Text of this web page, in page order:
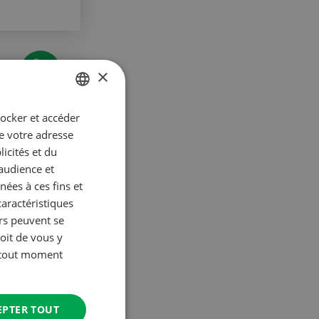
GERMAN
FRENCH
×
et accéder
votre adresse
et du
et
à ces fins et
peuvent se
de vous y
moment
TOUT